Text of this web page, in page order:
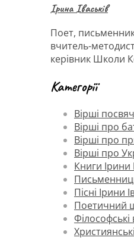
Ірина Іваськів
Поет,
вчитель-
керівник Школи
Категорії
Вірші
Вірші про
Вірші про
Вірші про
Книги Ірини
Пісні Ірини
Поетичний
Філософські